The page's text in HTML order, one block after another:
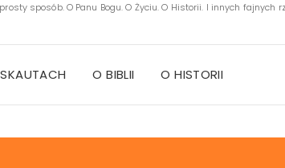
sposób. O Panu Bogu. O Życiu. O Historii. I innych fajnych
O BIBLII O HISTORII